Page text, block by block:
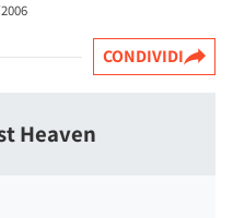
CONDIVIDI
Heaven